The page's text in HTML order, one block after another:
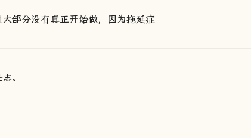
部分没有真正开始做，因为拖延症
。